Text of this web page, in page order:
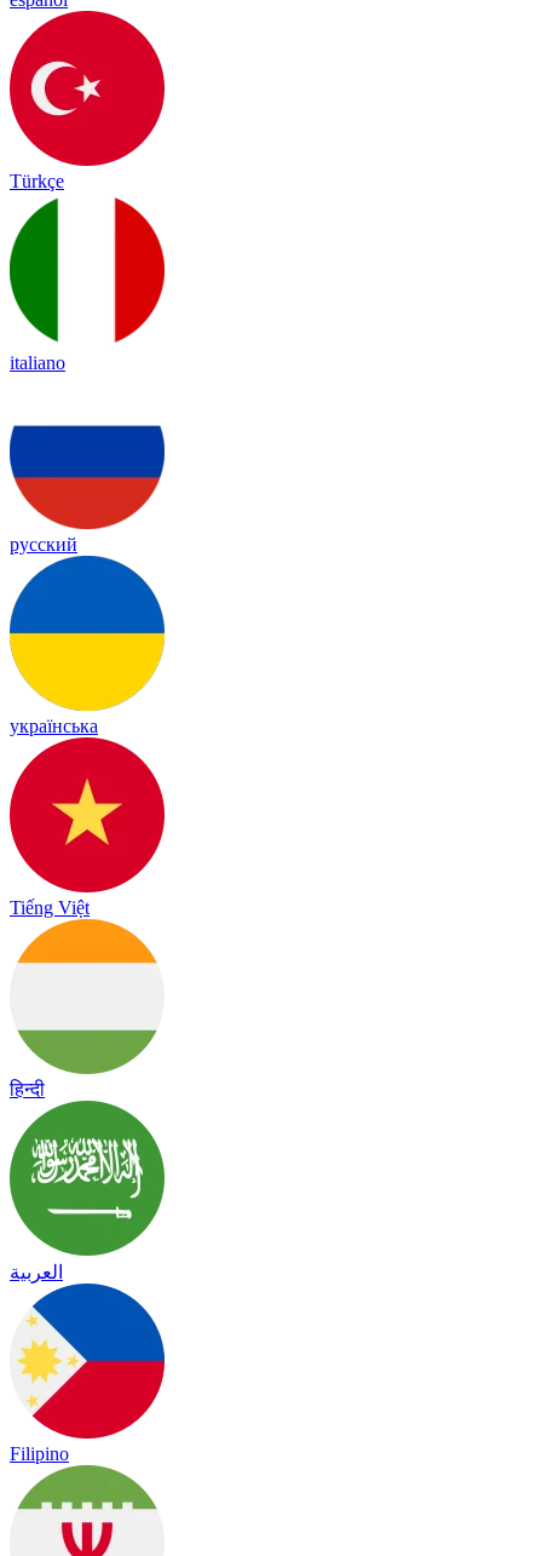
Türkçe
italiano
русский
українська
Tiếng Việt
हिन्दी
العربية
Filipino